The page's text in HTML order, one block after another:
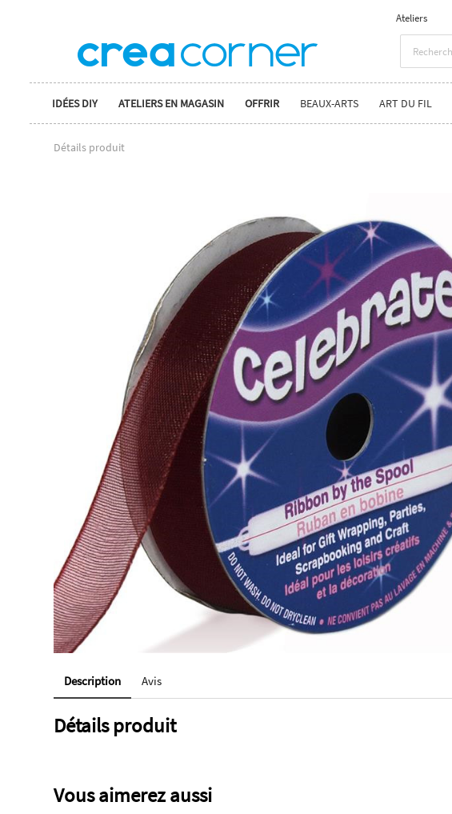
Ateliers
IDÉES DIY ATELIERS EN MAGASIN OFFRIR BEAUX-ARTS ART DU FIL
Détails produit
Description Avis
Détails produit
Vous aimerez aussi